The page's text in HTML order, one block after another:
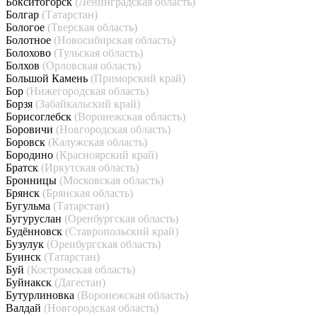
Болгар (Татарстан)
Бологое (Тверская область)
Болотное (Новосибирская область)
Болохово (Тульская область)
Болхов (Орловская область)
Большой Камень (Приморский край)
Бор (Нижегородская область)
Борзя (Забайкальский край)
Борисоглебск (Воронежская область)
Боровичи (Новгородская область)
Боровск (Калужская область)
Бородино (Красноярский край)
Братск (Иркутская область)
Бронницы (Московская область)
Брянск (Брянская область)
Бугульма (Татарстан)
Бугуруслан (Оренбургская область)
Будённовск (Ставропольский край)
Бузулук (Оренбургская область)
Буинск (Татарстан)
Буй (Костромская область)
Буйнакск (Дагестан)
Бутурлиновка (Воронежская область)
Валдай (Новгородская область)